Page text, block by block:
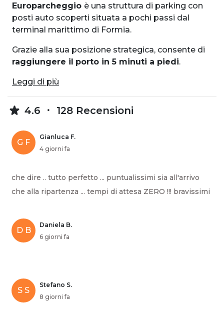
Europarcheggio è una struttura di parking con
posti auto scoperti situata a pochi passi dal
terminal marittimo di Formia.
Grazie alla sua posizione strategica, consente di
raggiungere il porto in 5 minuti a piedi.
Leggi di più
4.6 128 Recensioni
G F
Gianluca F.
4 giorni fa
che dire .. tutto perfetto ... puntualissimi sia all'arrivo
che alla ripartenza ... tempi di attesa ZERO !!! bravissimi
D B
Daniela B.
6 giorni fa
S S
Stefano S.
8 giorni fa